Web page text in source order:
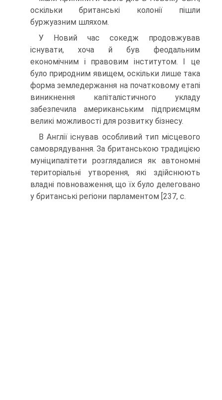
оскільки британські колонії пішли
буржуазним шляхом.
У Новий час сокедж продовжував
існувати, хоча й був феодальним
економічним і правовим інститутом. І це
було природним явищем, оскільки лише така
форма земледержання на початковому етапі
виникнення капіталістичного укладу
забезпечила американським підприємцям
великі можливості для розвитку бізнесу.
В Англії існував особливий тип місцевого
самоврядування. За британською традицією
муніципалітети розглядалися як автономні
територіальні утворення, які здійснюють
владні повноваження, що їх було делеговано
у британські регіони парламентом [237, с.